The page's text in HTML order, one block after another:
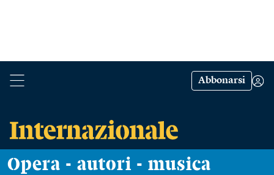
Abbonarsi
Opera - autori - musica